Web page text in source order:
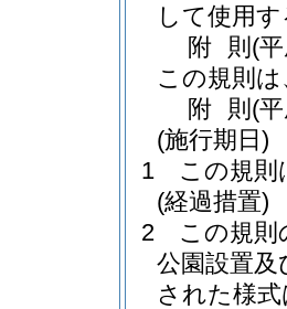
して使用
附 則 (
この規則
附 則 (
(施行期日)
1
この規則
(経過措置)
2
この規則
公園設置
された様